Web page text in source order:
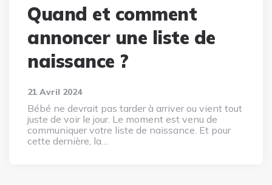
Quand et comment
annoncer une liste de
naissance ?
21 Avril 2024
Bébé ne devrait pas tarder à arriver ou vient tout
juste de voir le jour. Le moment est venu de
communiquer votre liste de naissance. Et pour
cette dernière, la…